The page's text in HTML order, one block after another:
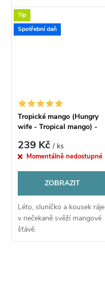
Lady přináší originální a
oblíbenou chuť lahodného
kaktusu, který umně
Tip
Spotřební daň
Tropické mango (Hungry
wife - Tropical mango) -
239 Kč/ ks
Momentálně nedostupné
ZOBRAZIT
Léto, sluníčko a kousek ráje
v nečekaně svěží mangové
šťávě.